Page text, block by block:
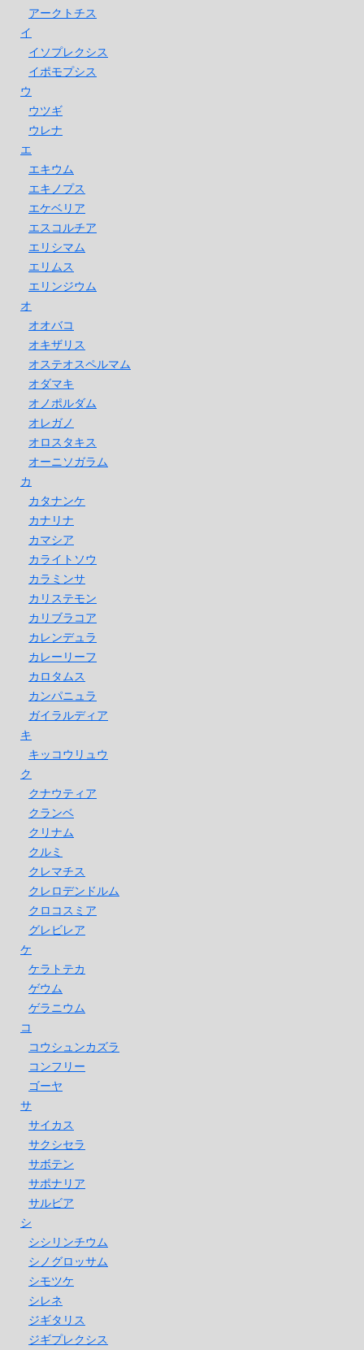
アークトチス
イ
イソプレクシス
イポモプシス
ウ
ウツギ
ウレナ
エ
エキウム
エキノプス
エケベリア
エスコルチア
エリシマム
エリムス
エリンジウム
オ
オオバコ
オキザリス
オステオスペルマム
オダマキ
オノポルダム
オレガノ
オロスタキス
オーニソガラム
カ
カタナンケ
カナリナ
カマシア
カライトソウ
カラミンサ
カリステモン
カリブラコア
カレンデュラ
カレーリーフ
カロタムス
カンパニュラ
ガイラルディア
キ
キッコウリュウ
ク
クナウティア
クランベ
クリナム
クルミ
クレマチス
クレロデンドルム
クロコスミア
グレビレア
ケ
ケラトテカ
ゲウム
ゲラニウム
コ
コウシュンカズラ
コンフリー
ゴーヤ
サ
サイカス
サクシセラ
サボテン
サポナリア
サルビア
シ
シシリンチウム
シノグロッサム
シモツケ
シレネ
ジギタリス
ジギプレクシス